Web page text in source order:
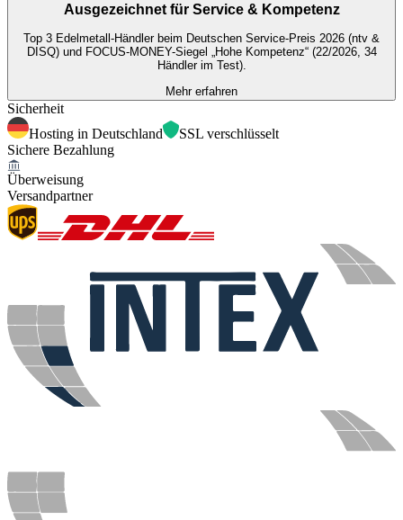
Ausgezeichnet für Service & Kompetenz
Top 3 Edelmetall-Händler beim Deutschen Service-Preis 2026 (ntv &
DISQ) und FOCUS-MONEY-Siegel „Hohe Kompetenz“ (22/2026, 34
Händler im Test).
Mehr erfahren
Sicherheit
Hosting in Deutschland
SSL verschlüsselt
Sichere Bezahlung
Überweisung
Versandpartner